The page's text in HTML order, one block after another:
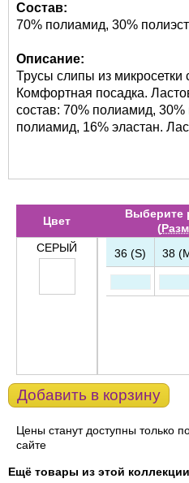
Состав:
70% полиамид, 30%
Описание:
Трусы слипы из микросетки
Комфортная посадка.
состав: 70% полиамид, 30%
полиамид, 16% эластан.
Цвет
Выберите
(
СЕРЫЙ
36 (S) 38
Добавить в корзину
Цены станут доступны только
сайте
Ещё товары из этой коллекции